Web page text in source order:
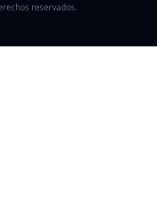
reservados.